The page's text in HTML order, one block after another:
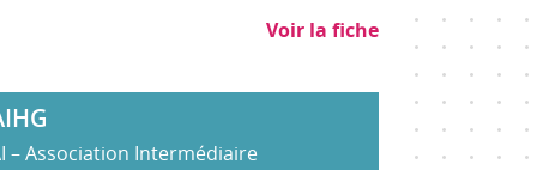
Voir la fiche
– Association Intermédiaire